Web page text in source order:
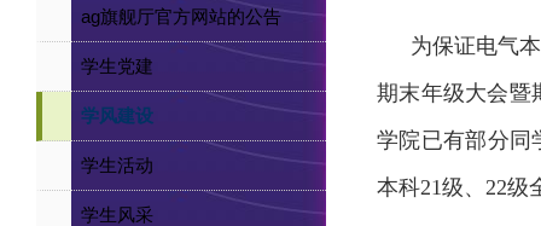
ag旗舰厅官方网站的公告
学生党建
学风建设
学生活动
学生风采
为保证电气
期末年级大会暨
学院已有部分同
本科21级、22级